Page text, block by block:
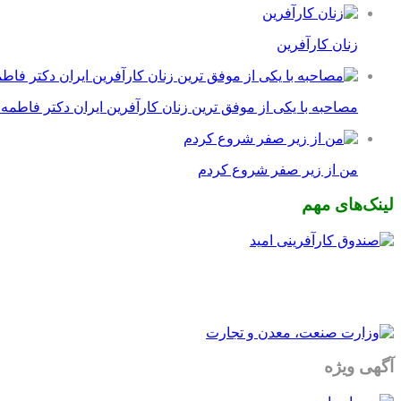
زنان کارآفرین
مصاحبه با یکی از موفق ترین زنان کارآفرین ایران دکتر
من از زیر صفر شروع کردم
لینک‌های مهم
آگهی ویژه